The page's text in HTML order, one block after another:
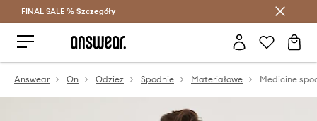
Oszczędzaj z Answear Club >
FINAL SALE % Szczegóły
Answear On Odzież Spodnie Materiałowe